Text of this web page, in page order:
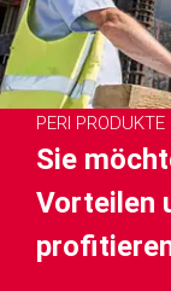
PERI PRODUKTE
Sie
Vorteilen